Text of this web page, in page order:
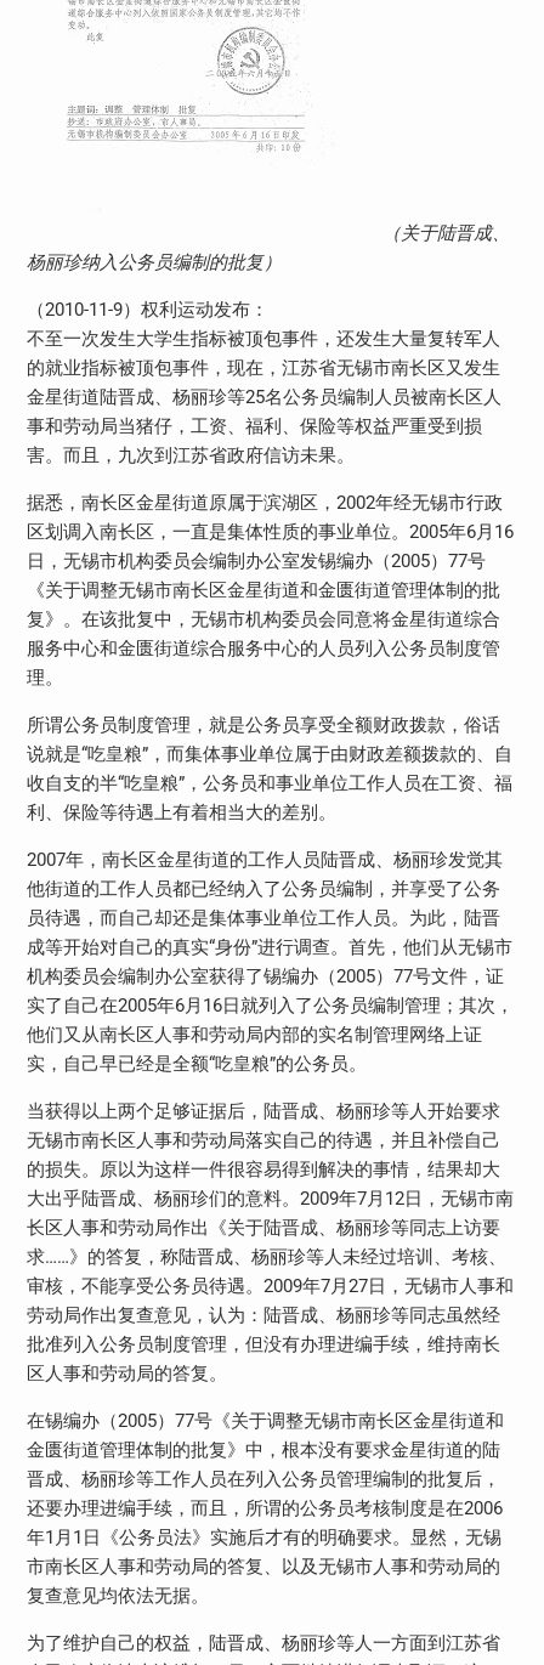
（关于陆晋成、
杨丽珍纳入公务员编制的批复）
（2010-11-9）权利运动发布：
不至一次发生大学生指标被顶包事件，还发生大量复转军人
的就业指标被顶包事件，现在，江苏省无锡市南长区又发生
金星街道陆晋成、杨丽珍等25名公务员编制人员被南长区人
事和劳动局当猪仔，工资、福利、保险等权益严重受到损
害。而且，九次到江苏省政府信访未果。
据悉，南长区金星街道原属于滨湖区，2002年经无锡市行政
区划调入南长区，一直是集体性质的事业单位。2005年6月16
日，无锡市机构委员会编制办公室发锡编办（2005）77号
《关于调整无锡市南长区金星街道和金匮街道管理体制的批
复》。在该批复中，无锡市机构委员会同意将金星街道综合
服务中心和金匮街道综合服务中心的人员列入公务员制度管
理。
所谓公务员制度管理，就是公务员享受全额财政拨款，俗话
说就是“吃皇粮”，而集体事业单位属于由财政差额拨款的、自
收自支的半“吃皇粮”，公务员和事业单位工作人员在工资、福
利、保险等待遇上有着相当大的差别。
2007年，南长区金星街道的工作人员陆晋成、杨丽珍发觉其
他街道的工作人员都已经纳入了公务员编制，并享受了公务
员待遇，而自己却还是集体事业单位工作人员。为此，陆晋
成等开始对自己的真实“身份”进行调查。首先，他们从无锡市
机构委员会编制办公室获得了锡编办（2005）77号文件，证
实了自己在2005年6月16日就列入了公务员编制管理；其次，
他们又从南长区人事和劳动局内部的实名制管理网络上证
实，自己早已经是全额“吃皇粮”的公务员。
当获得以上两个足够证据后，陆晋成、杨丽珍等人开始要求
无锡市南长区人事和劳动局落实自己的待遇，并且补偿自己
的损失。原以为这样一件很容易得到解决的事情，结果却大
大出乎陆晋成、杨丽珍们的意料。2009年7月12日，无锡市南
长区人事和劳动局作出《关于陆晋成、杨丽珍等同志上访要
求……》的答复，称陆晋成、杨丽珍等人未经过培训、考核、
审核，不能享受公务员待遇。2009年7月27日，无锡市人事和
劳动局作出复查意见，认为：陆晋成、杨丽珍等同志虽然经
批准列入公务员制度管理，但没有办理进编手续，维持南长
区人事和劳动局的答复。
在锡编办（2005）77号《关于调整无锡市南长区金星街道和
金匮街道管理体制的批复》中，根本没有要求金星街道的陆
晋成、杨丽珍等工作人员在列入公务员管理编制的批复后，
还要办理进编手续，而且，所谓的公务员考核制度是在2006
年1月1日《公务员法》实施后才有的明确要求。显然，无锡
市南长区人事和劳动局的答复、以及无锡市人事和劳动局的
复查意见均依法无据。
为了维护自己的权益，陆晋成、杨丽珍等人一方面到江苏省